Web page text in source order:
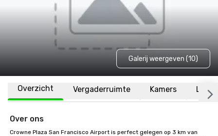
Galerij weergeven (10)
Overzicht Vergaderruimte Kamers
Over ons
Crowne Plaza San Francisco Airport is perfect gelegen op 3 km van